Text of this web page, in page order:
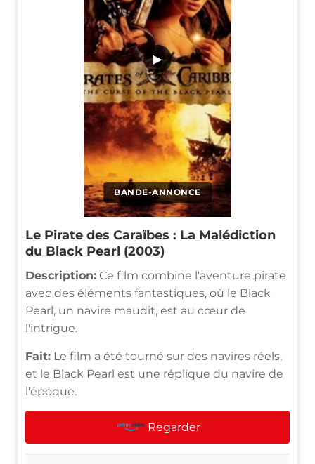
BANDE-ANNONCE
▶
Le Pirate des Caraïbes : La Malédiction
du Black Pearl (2003)
Description: Ce film combine l'aventure pirate
avec des éléments fantastiques, où le Black
Pearl, un navire maudit, est au cœur de
l'intrigue.
Fait: Le film a été tourné sur des navires réels,
et le Black Pearl est une réplique du navire de
l'époque.
Regarder